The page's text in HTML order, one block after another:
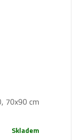
70x90 cm
Skladem